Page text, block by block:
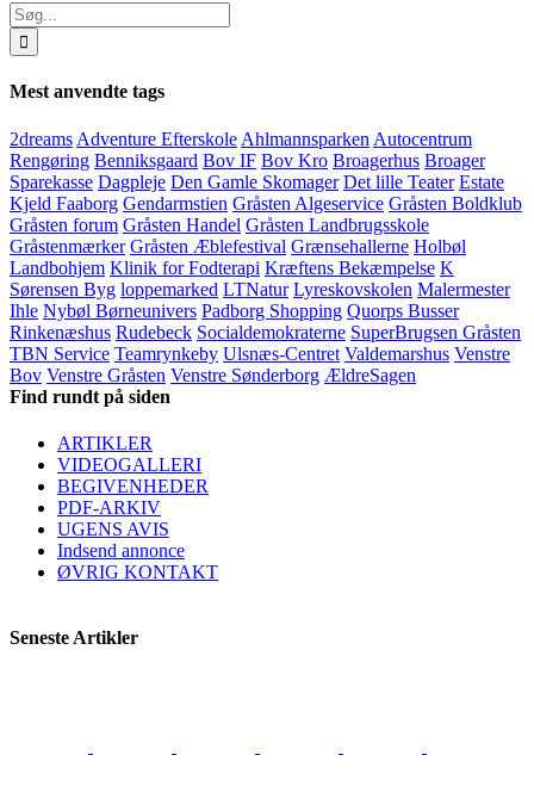
Søg
efter:
Mest anvendte tags
2dreams Adventure Efterskole Ahlmannsparken Autocentrum
Rengøring Benniksgaard Bov IF Bov Kro Broagerhus Broager
Sparekasse Dagpleje Den Gamle Skomager Det lille Teater Estate
Kjeld Faaborg Gendarmstien Gråsten Algeservice Gråsten Boldklub
Gråsten forum Gråsten Handel Gråsten Landbrugsskole
Gråstenmærker Gråsten Æblefestival Grænsehallerne Holbøl
Landbohjem Klinik for Fodterapi Kræftens Bekæmpelse K
Sørensen Byg loppemarked LTNatur Lyreskovskolen Malermester
Ihle Nybøl Børneunivers Padborg Shopping Quorps Busser
Rinkenæshus Rudebeck Socialdemokraterne SuperBrugsen Gråsten
TBN Service Teamrynkeby Ulsnæs-Centret Valdemarshus Venstre
Bov Venstre Gråsten Venstre Sønderborg ÆldreSagen
Find rundt på siden
ARTIKLER
VIDEOGALLERI
BEGIVENHEDER
PDF-ARKIV
UGENS AVIS
Indsend annonce
ØVRIG KONTAKT
Seneste Artikler